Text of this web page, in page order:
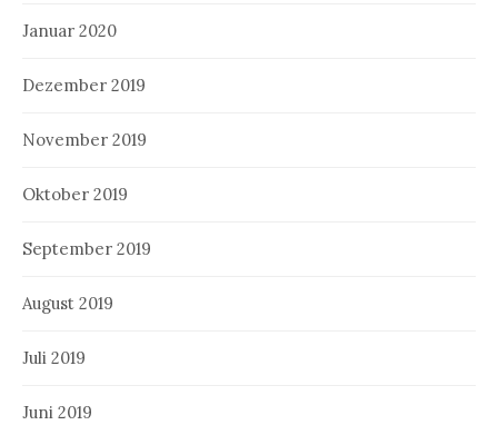
Januar 2020
Dezember 2019
November 2019
Oktober 2019
September 2019
August 2019
Juli 2019
Juni 2019